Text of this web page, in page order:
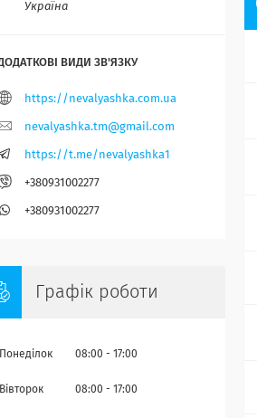
Україна
https://nevalyashka.com.ua
nevalyashka.tm@gmail.com
https://t.me/nevalyashka1
+380931002277
+380931002277
Графік роботи
Понеділок 08:00 17:00
Вівторок 08:00 17:00